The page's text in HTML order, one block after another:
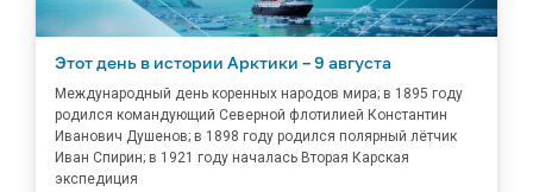
Этот день в истории Арктики – 9 августа
Международный день коренных народов мира; в 1895 году
родился командующий Северной флотилией Константин
Иванович Душенов; в 1898 году родился полярный лётчик
Иван Спирин; в 1921 году началась Вторая Карская
экспедиция